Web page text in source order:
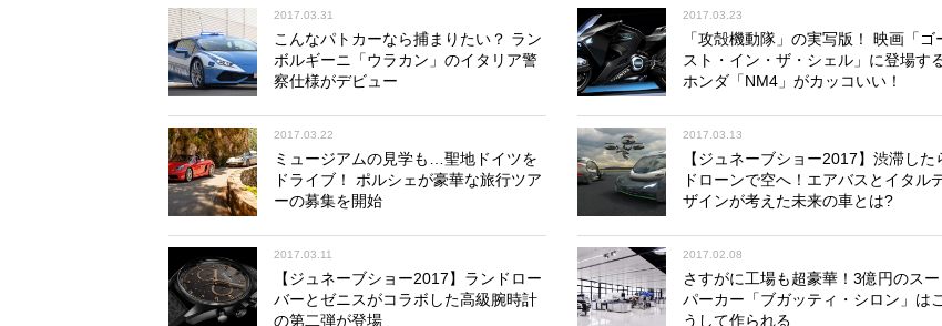
続く上蒲刈島では白砂が美しい「県民の浜」を見学。そこから隣の豊島へは長いトンネルを抜けて
行くのだが、目の前が明るくなった途端、自分とクルマがいきなり絶景の真ん中に！ これはトン
ルの先がすぐ橋になっているから。穏やかな時間が流れる中、うれしいサプライズである。
2017.03.31
こんなパトカーなら捕まりたい？ ラン
ボルギーニ「ウラカン」のイタリア警
察仕様がデビュー
2017.03.23
「攻殻機動隊」の実写版！ 映画「ゴ
スト・イン・ザ・シェル」に登場す
ホンダ「NM4」がカッコいい！
2017.03.22
ミュージアムの見学も…聖地ドイツを
ドライブ！ ポルシェが豪華な旅行ツア
ーの募集を開始
2017.03.13
【ジュネーブショー2017】渋滞した
ドローンで空へ！エアバスとイタル
ザインが考えた未来の車とは?
2017.03.11
【ジュネーブショー2017】ランドロー
バーとゼニスがコラボした高級腕時計
の第二弾が登場
2017.02.08
さすがに工場も超豪華！3億円のスー
パーカー「ブガッティ・シロン」はこ
うして作られる